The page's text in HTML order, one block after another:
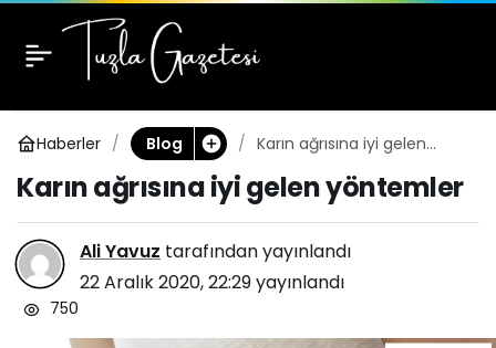
Haberler Blog
Karın ağrısına iyi gelen
Karın ağrısına iyi gelen yöntemler
Ali Yavuz tarafından yayınlandı
22 Aralık 2020, 22:29yayınlandı
750
Karın ağrısına iyi gelen